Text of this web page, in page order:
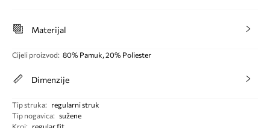
Materijal
Cijeli proizvod: 80% Pamuk, 20% Poliester
Dimenzije
Tip struka:
regularni struk
Tip nogavica: sužene